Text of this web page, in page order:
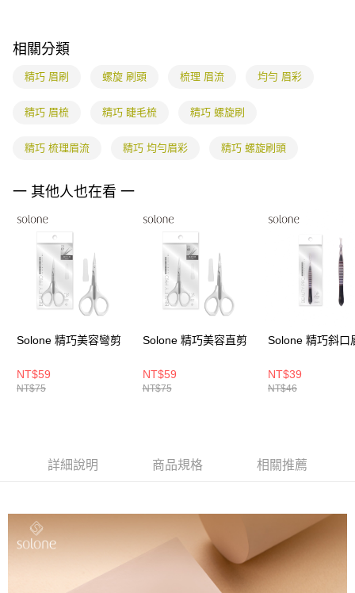
由本公司與您本人進行分期帳單所需資料之確認、核對及更正。
3.完整用戶服務條款，請詳閱以下連結：
客戶支援中心」
【注意事項】
易，需依本服務之必要範圍內提供個人資料，並將交易相關給付款項請求債
https://aftee.tw/terms/#terms3
任。
時審查核予不同之上限額度；若仍有額度不足之情形，本公司將視審查結果
請求用戶進行身份認證。
５．嚴禁一人註冊多個帳號或使用他人資訊註冊。若發現惡意使用之情形，
恩沛科技股份有限公司將有權停止該用戶之使用額度並採取法律行動。
每筆NT$80，滿NT$699(含以上)免運費
宅配
相關分類
精巧 眉刷 螺旋 刷頭 梳理 眉流 均勻 眉彩
精巧 眉梳 精巧 睫毛梳 精巧 螺旋刷
精巧 梳理眉流 精巧 均勻眉彩 精巧 螺旋刷頭
一 其他人也在看 一
Solone 精巧美容彎剪
NT$59
NT$75
Solone 精巧美容直剪
NT$59
NT$75
Solone 精巧斜口
NT$39
NT$46
詳細說明 商品規格 相關推薦